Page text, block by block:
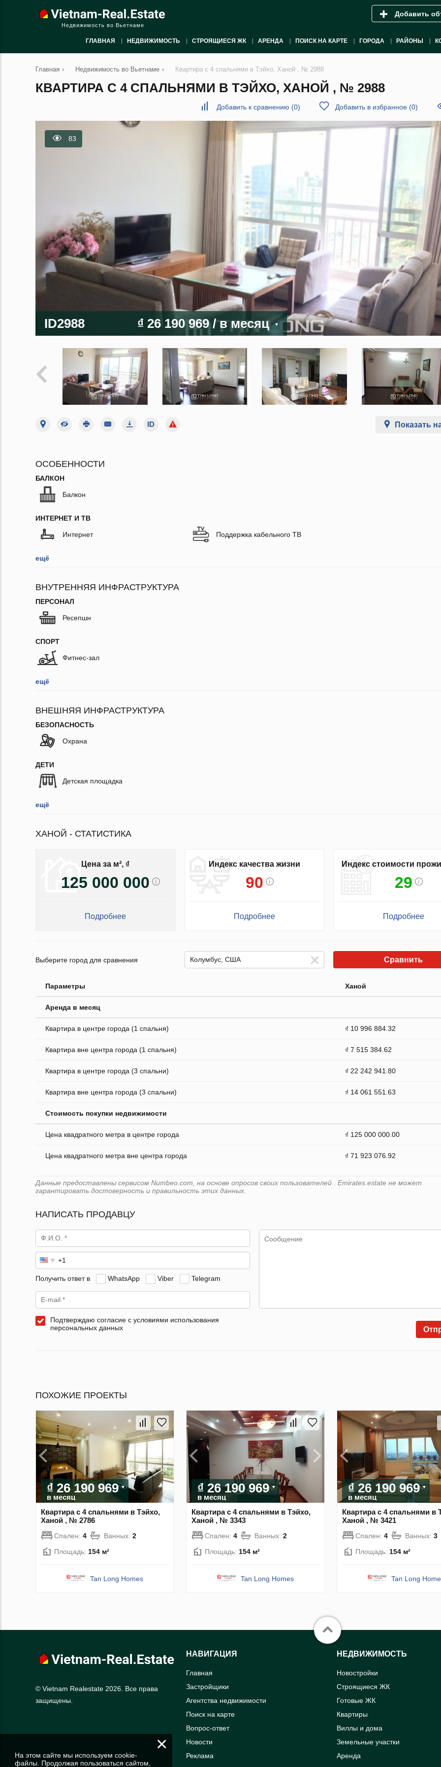
Недвижимость во Вьетнаме
Добавить
ГЛАВНАЯ НЕДВИЖИМОСТЬ СТРОЯЩИЕСЯ ЖК АРЕНДА ПОИСК НА КАРТЕ ГОРОДА РАЙОНЫ
Главная › Недвижимость во Вьетнаме › Квартира с 4 спальнями в Тэйхо, Ханой , № 2988
КВАРТИРА С 4 СПАЛЬНЯМИ В ТЭЙХО, ХАНОЙ , № 2988
Добавить к сравнению (0) Добавить в избранное (0)
83
ID2988 ₫ 26 190 969/ в месяц
Показать
ОСОБЕННОСТИ
БАЛКОН
Балкон
ИНТЕРНЕТ И ТВ
Интернет Поддержка кабельного ТВ
ещё
ВНУТРЕННЯЯ ИНФРАСТРУКТУРА
ПЕРСОНАЛ
Ресепшн
СПОРТ
Фитнес-зал
ещё
ВНЕШНЯЯ ИНФРАСТРУКТУРА
БЕЗОПАСНОСТЬ
Охрана
ДЕТИ
Детская площадка
ещё
ХАНОЙ - СТАТИСТИКА
Цена за м², ₫
125 000 000
Подробнее
Индекс качества жизни
90
Подробнее
Индекс стоимости
29
Подробнее
Выберите город для сравнения Сравнить
Параметры Ханой
Аренда в месяц
Квартира в центре города (1 спальня) ₫ 10 996 884.32
Квартира вне центра города (1 спальня) ₫ 7 515 384.62
Квартира в центре города (3 спальни) ₫ 22 242 941.80
Квартира вне центра города (3 спальни) ₫ 14 061 551.63
Стоимость покупки недвижимости
Цена квадратного метра в центре города ₫ 125 000 000.00
Цена квадратного метра вне центра города ₫ 71 923 076.92
Данные предоставлены сервисом Numbeo.com, на основе опросов своих пользователей . Emirates.estate не может
гарантировать достоверность и правильность этих данных.
НАПИСАТЬ ПРОДАВЦУ
Получить ответ в WhatsApp Viber Telegram
Подтверждаю согласие с условиями использования
персональных данных
ПОХОЖИЕ ПРОЕКТЫ
₫ 26 190 969
в месяц
Квартира с 4 спальнями в Тэйхо,
Ханой , № 2786
Спален: 4 Ванных: 2
Площадь: 154 м²
Tan Long Homes
₫ 26 190 969
в месяц
Квартира с 4 спальнями в Тэйхо,
Ханой , № 3343
Спален: 4 Ванных: 2
Площадь: 154 м²
Tan Long Homes
₫ 26 190 969
в месяц
Квартира с 4 спальнями в
Ханой , № 3421
Спален: 4 Ванных: 3
Площадь: 154 м²
Tan Long
© Vietnam Realestate 2026. Все права
защищены.
НАВИГАЦИЯ
Главная
Застройщики
Агентства недвижимости
Поиск на карте
Вопрос-ответ
Новости
Реклама
НЕДВИЖИМОСТЬ
Новостройки
Строящиеся ЖК
Готовые ЖК
Квартиры
Виллы и дома
Земельные участки
Аренда
×
На этом сайте мы используем cookie-
файлы. Продолжая пользоваться сайтом,